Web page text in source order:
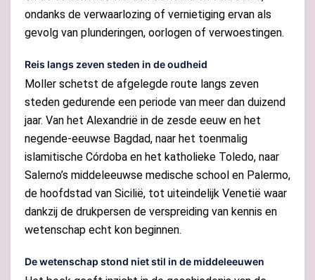
ondanks de verwaarlozing of vernietiging ervan als
gevolg van plunderingen, oorlogen of verwoestingen.
Reis langs zeven steden in de oudheid
Moller schetst de afgelegde route langs zeven
steden gedurende een periode van meer dan duizend
jaar. Van het Alexandrië in de zesde eeuw en het
negende-eeuwse Bagdad, naar het toenmalig
islamitische Córdoba en het katholieke Toledo, naar
Salerno’s middeleeuwse medische school en Palermo,
de hoofdstad van Sicilië, tot uiteindelijk Venetië waar
dankzij de drukpersen de verspreiding van kennis en
wetenschap echt kon beginnen.
De wetenschap stond niet stil in de middeleeuwen